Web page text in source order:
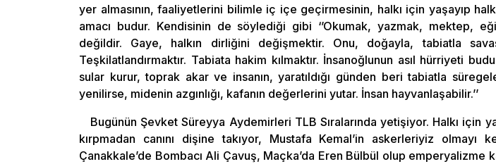
yer almasının, faaliyetlerini bilimle iç içe geçirmesinin, halkı için yaşayıp
amacı budur. Kendisinin de söylediği gibi ‘’Okumak, yazmak, mektep,
değildir. Gaye, halkın dirliğini değişmektir. Onu, doğayla, tabiatla
Teşkilatlandırmaktır. Tabiata hakim kılmaktır. İnsanoğlunun asıl hürriyeti
sular kurur, toprak akar ve insanın, yaratıldığı günden beri tabiatla
yenilirse, midenin azgınlığı, kafanın değerlerini yutar. İnsan hayvanlaşabilir.’’
Bugünün Şevket Süreyya Aydemirleri TLB Sıralarında yetişiyor. Halkı için
kırpmadan canını dişine takıyor, Mustafa Kemal’in askerleriyiz olmayı
Çanakkale’de Bombacı Ali Çavuş, Maçka’da Eren Bülbül olup emperyalizme